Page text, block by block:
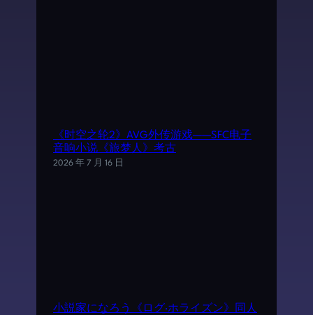
《时空之轮2》AVG外传游戏——SFC电子
音响小说《旅梦人》考古
2026 年 7 月 16 日
小説家になろう《ログ·ホライズン》同人